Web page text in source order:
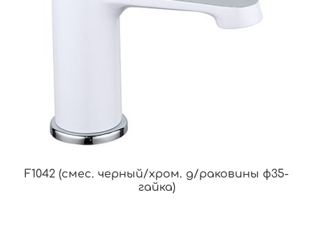
F1042 (смес. черный/хром. д/раковины ф35-
гайка)